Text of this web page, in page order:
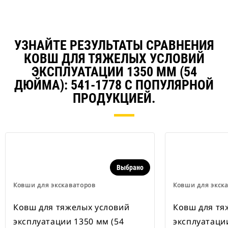
наличии также имеются
устройства для быстрой смены
навесного оборудования,
рассчитанные на ширину для
рытья траншей.
В навесном оборудовании,
совместимом со специальным
устройством для быстрой смены
применяются неподвижно
Специальные устройства для
быстрой смены навесного
оборудования CW оснащены
надежного удержания навесного
оборудования.
В наличии имеются
УЗНАЙТЕ РЕЗУЛЬТАТЫ СРАВНЕНИЯ
КОВШ ДЛЯ ТЯЖЕЛЫХ УСЛОВИЙ
ЭКСПЛУАТАЦИИ 1350 ММ (54
ДЮЙМА): 541-1778 С ПОПУЛЯРНОЙ
ПРОДУКЦИЕЙ.
Ковши для экскаваторов
Выбрано
Ковш для тяжелых условий
эксплуатации 1350 мм (54
Ковши для
Ковш для